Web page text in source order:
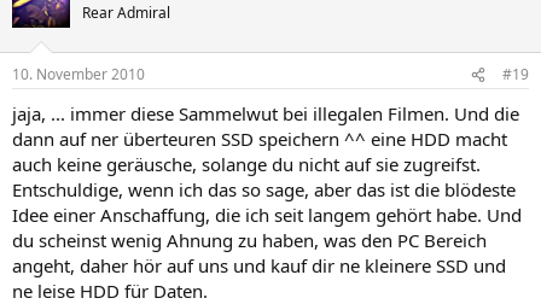
Rear Admiral
10. November 2010 #19
jaja, ... immer diese Sammelwut bei illegalen Filmen. Und die
dann auf ner überteuren SSD speichern ^^ eine HDD macht
auch keine geräusche, solange du nicht auf sie zugreifst.
Entschuldige, wenn ich das so sage, aber das ist die blödeste
Idee einer Anschaffung, die ich seit langem gehört habe. Und
du scheinst wenig Ahnung zu haben, was den PC Bereich
angeht, daher hör auf uns und kauf dir ne kleinere SSD und
ne leise HDD für Daten.